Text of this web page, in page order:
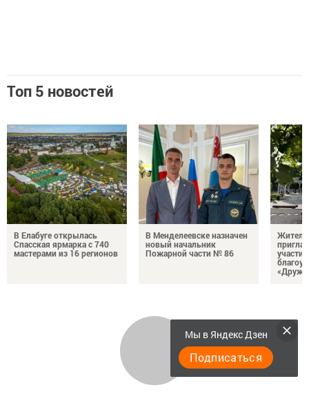
Топ 5 новостей
В Елабуге открылась
Спасская ярмарка с 740
мастерами из 16 регионов
В Менделеевске назначен
новый начальник
Пожарной части № 86
Мы в Яндекс Дзен
Подписаться